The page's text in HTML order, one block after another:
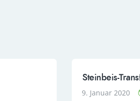
Steinbeis-
9. Januar 2020